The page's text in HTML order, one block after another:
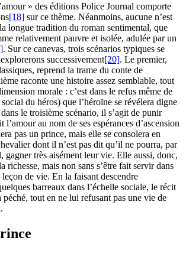
» des éditions Police Journal comporte
[18] sur ce thème. Néanmoins, aucune n’est
longue tradition du roman sentimental, que
relativement pauvre et isolée, adulée par un
. Sur ce canevas, trois scénarios typiques se
successivement[20]. Le premier,
reprend la trame du conte de
raconte une histoire assez semblable, tout
morale : c’est dans le refus même de
du héros) que l’héroïne se révélera digne
le troisième scénario, il s’agit de punir
l’amour au nom de ses espérances d’ascension
pas un prince, mais elle se consolera en
dont il n’est pas dit qu’il ne pourra, par
gagner très aisément leur vie. Elle aussi, donc,
richesse, mais non sans s’être fait servir dans
de vie. En la faisant descendre
barreaux dans l’échelle sociale, le récit
tout en ne lui refusant pas une vie de